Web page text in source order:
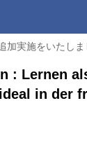
加実施をいたしま
: Lernen
in der